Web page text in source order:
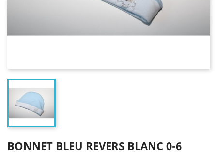
BONNET BLEU REVERS BLANC 0-6